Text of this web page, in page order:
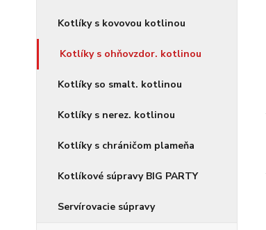
Kotlíky s kovovou kotlinou
Kotlíky s ohňovzdor. kotlinou
Kotlíky so smalt. kotlinou
Kotlíky s nerez. kotlinou
Kotlíky s chráničom plameňa
Kotlíkové súpravy BIG PARTY
Servírovacie súpravy